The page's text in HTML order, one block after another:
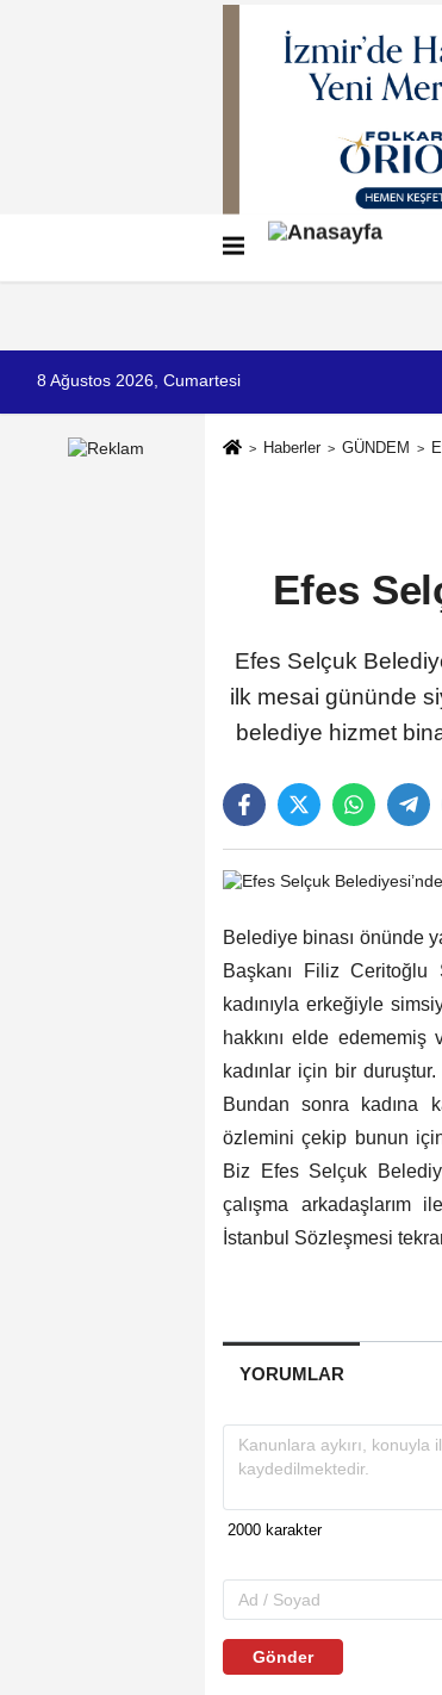
Künye
8 Ağustos 2026, Cumartesi
Haberler GÜNDEM
Efes
Efes Selçuk
ilk mesai gününde
belediye hizmet
Belediye binası önünde
Başkanı Filiz Ceritoğlu
kadınıyla erkeğiyle
hakkını elde
kadınlar için bir
Bundan sonra kadına
özlemini çekip bunun için
Biz Efes Selçuk
çalışma arkadaşlarım
İstanbul Sözleşmesi
YORUMLAR
Gönder